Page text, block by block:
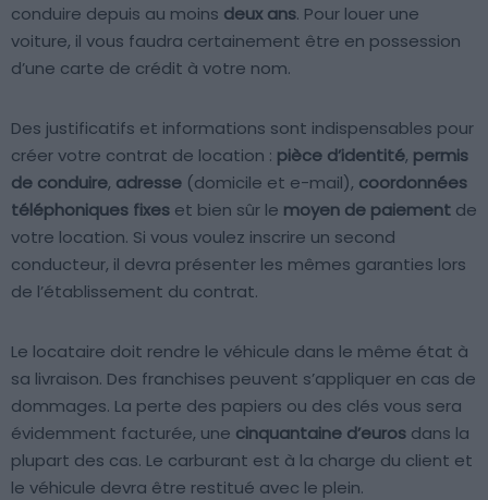
conduire depuis au moins deux ans. Pour louer une
voiture, il vous faudra certainement être en possession
d’une carte de crédit à votre nom.
Des justificatifs et informations sont indispensables pour
créer votre contrat de location : pièce d’identité, permis
de conduire, adresse (domicile et e-mail), coordonnées
téléphoniques fixes et bien sûr le moyen de paiement de
votre location. Si vous voulez inscrire un second
conducteur, il devra présenter les mêmes garanties lors
de l’établissement du contrat.
Le locataire doit rendre le véhicule dans le même état à
sa livraison. Des franchises peuvent s’appliquer en cas de
dommages. La perte des papiers ou des clés vous sera
évidemment facturée, une cinquantaine d’euros dans la
plupart des cas. Le carburant est à la charge du client et
le véhicule devra être restitué avec le plein.